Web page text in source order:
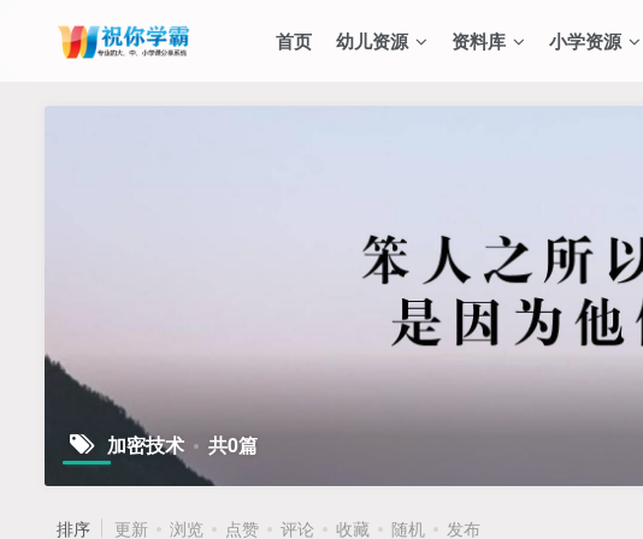
首页 幼儿资源 资料库 小学资源
加密技术 共0篇
排序 更新 浏览 点赞 评论 收藏 随机 发布